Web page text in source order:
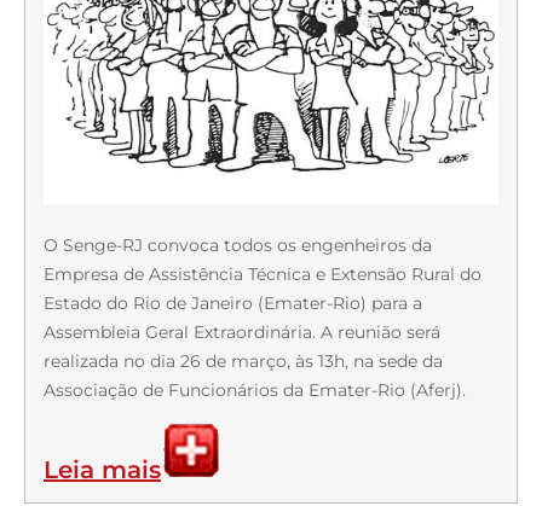
O Senge-RJ convoca todos os engenheiros da
Empresa de Assistência Técnica e Extensão Rural do
Estado do Rio de Janeiro (Emater-Rio) para a
Assembleia Geral Extraordinária. A reunião será
realizada no dia 26 de março, às 13h, na sede da
Associação de Funcionários da Emater-Rio (Aferj).
Leia mais